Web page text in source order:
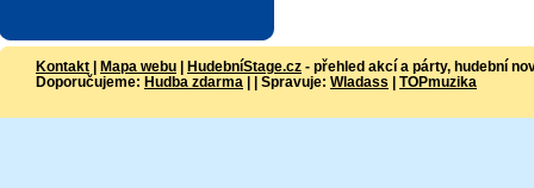
Kontakt | Mapa webu | HudebníStage.cz - přehled akcí a párty, hudební
Doporučujeme: Hudba zdarma | | Spravuje: Wladass | TOPmuzika